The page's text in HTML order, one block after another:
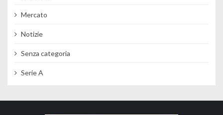
Mercato
Notizie
Senza categoria
Serie A